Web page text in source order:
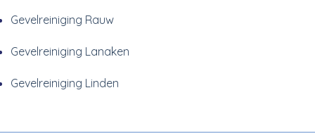
Gevelreiniging Rauw
Gevelreiniging Lanaken
Gevelreiniging Linden